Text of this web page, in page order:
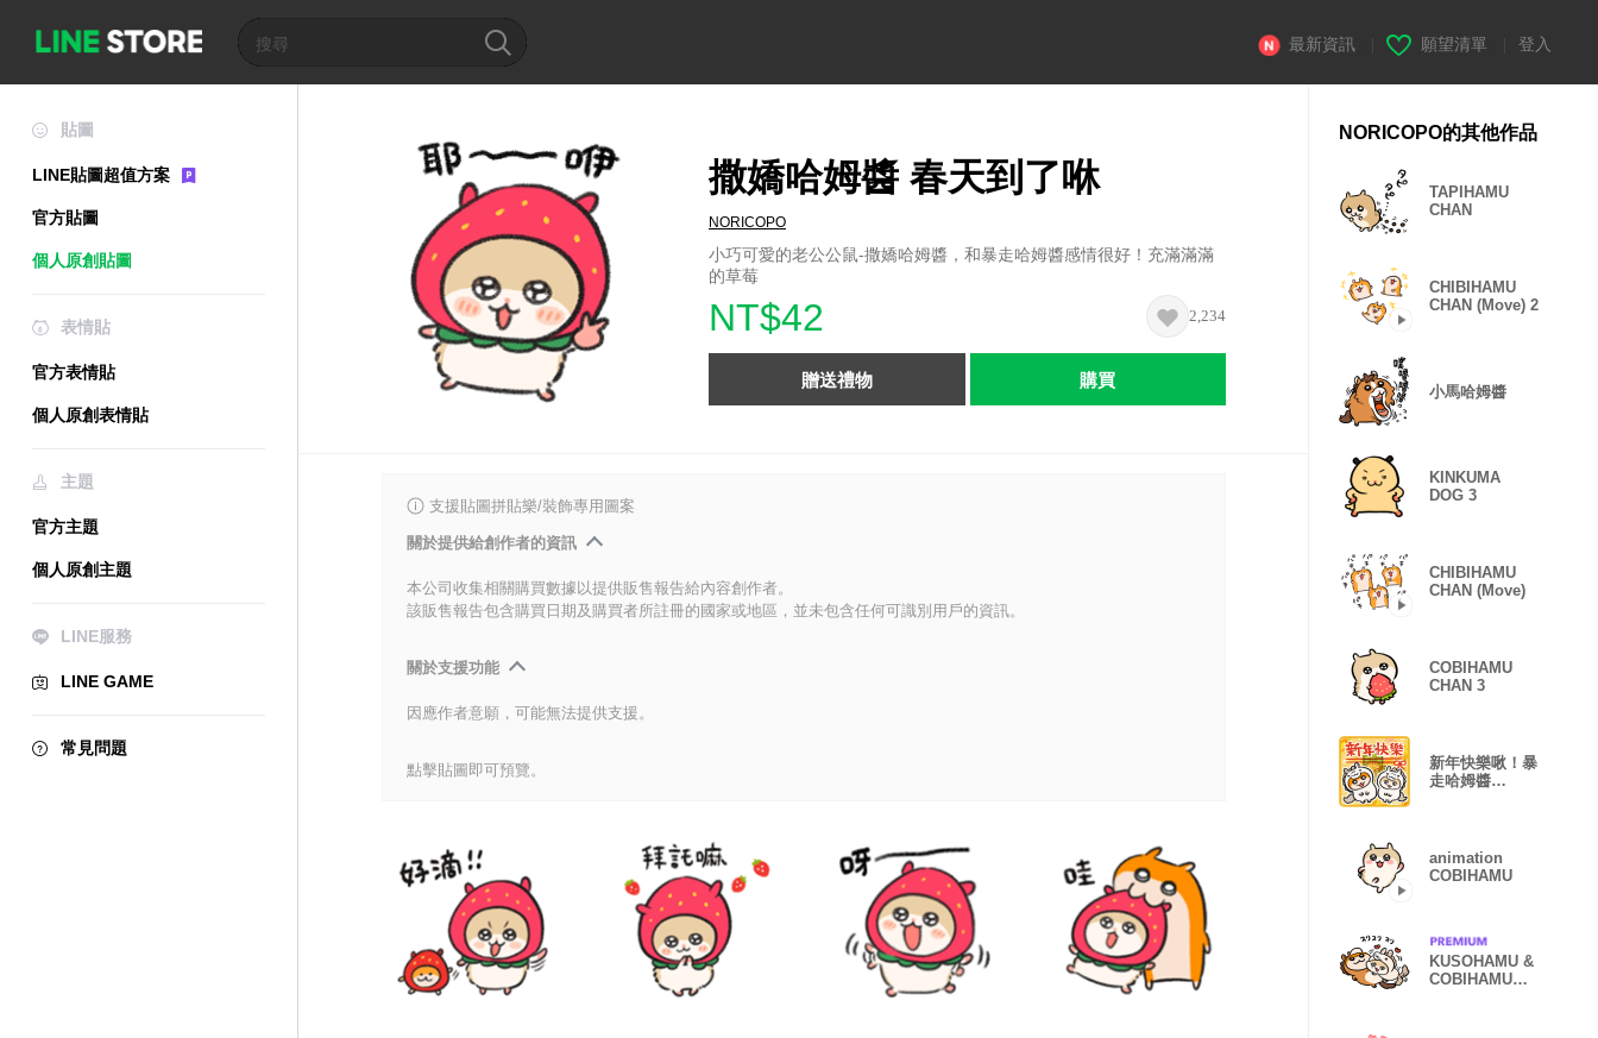
最新資訊 願望清單 登入
貼圖
LINE貼圖超值方案
官方貼圖
個人原創貼圖
表情貼
官方表情貼
個人原創表情貼
主題
官方主題
個人原創主題
LINE服務
LINE GAME
常見問題
撒嬌哈姆醬 春天到了咻
NORICOPO
小巧可愛的老公公鼠-撒嬌哈姆醬，和暴走哈姆醬感情很好！充滿滿滿
的草莓
NT$42 2,234
贈送禮物 購買
支援貼圖拼貼樂/裝飾專用圖案
關於提供給創作者的資訊
本公司收集相關購買數據以提供販售報告給內容創作者。
該販售報告包含購買日期及購買者所註冊的國家或地區，並未包含任何可識別用戶的資訊。
關於支援功能
因應作者意願，可能無法提供支援。
點擊貼圖即可預覽。
NORICOPO的其他作品
TAPIHAMU
CHAN
CHIBIHAMU
CHAN (Move) 2
小馬哈姆醬
KINKUMA
DOG 3
CHIBIHAMU
CHAN (Move)
COBIHAMU
CHAN 3
新年快樂啾！暴
走哈姆醬
animation
COBIHAMU
KUSOHAMU &
COBIHAMU